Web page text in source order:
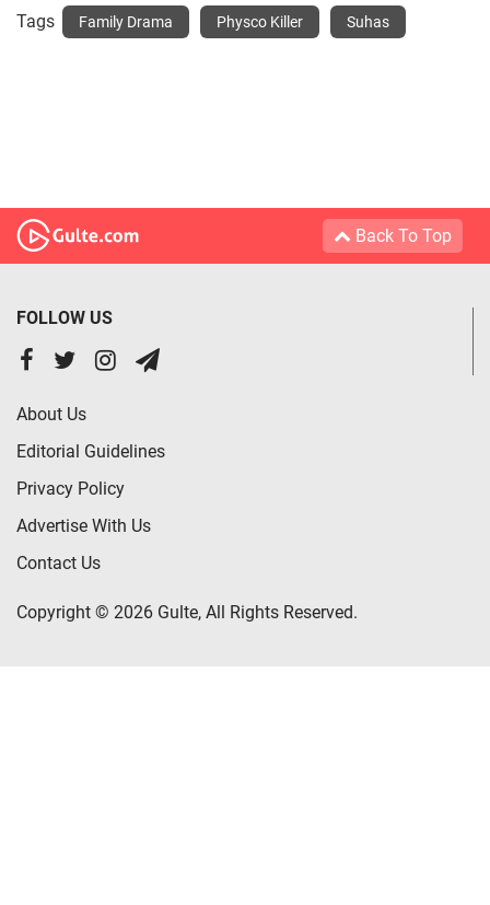
Tags Family Drama Physco Killer Suhas
Back To Top
FOLLOW US
About Us
Editorial Guidelines
Privacy Policy
Advertise With Us
Contact Us
Copyright © 2026 Gulte, All Rights Reserved.